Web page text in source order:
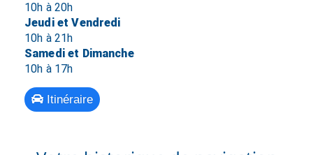
10h à 20h
Jeudi et Vendredi
10h à 21h
Samedi et Dimanche
10h à 17h
Itinéraire